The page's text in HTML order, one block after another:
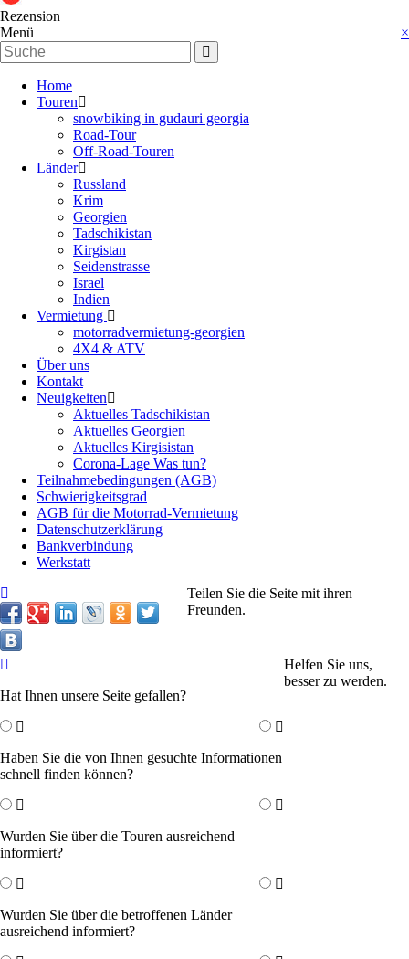
Rezension
Menü
×
Home
Touren
snowbiking in gudauri georgia
Road-Tour
Off-Road-Touren
Länder
Russland
Krim
Georgien
Tadschikistan
Kirgistan
Seidenstrasse
Israel
Indien
Vermietung
motorradvermietung-georgien
4X4 & ATV
Über uns
Kontakt
Neuigkeiten
Aktuelles Tadschikistan
Aktuelles Georgien
Aktuelles Kirgisistan
Corona-Lage Was tun?
Teilnahmebedingungen (AGB)
Schwierigkeitsgrad
AGB für die Motorrad-Vermietung
Datenschutzerklärung
Bankverbindung
Werkstatt
Teilen Sie die Seite mit ihren
Freunden.
Hat Ihnen unsere Seite gefallen?
Haben Sie die von Ihnen gesuchte Informationen
schnell finden können?
Wurden Sie über die Touren ausreichend
informiert?
Wurden Sie über die betroffenen Länder
ausreichend informiert?
Helfen Sie uns,
besser zu werden.